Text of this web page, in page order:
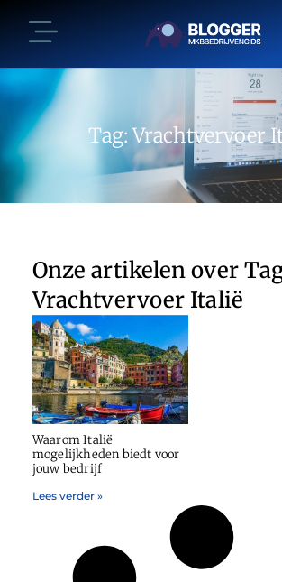
Tag: Vrachtvervoer
Onze artikelen over
Vrachtvervoer Italië
Waarom Italië
mogelijkheden biedt voor
jouw bedrijf
Lees verder »